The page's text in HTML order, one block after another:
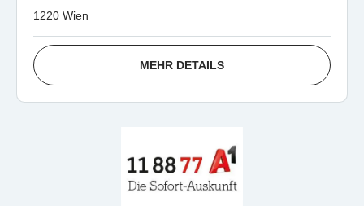
1220 Wien
MEHR DETAILS